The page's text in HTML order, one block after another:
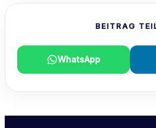
BEITRAG
WhatsApp